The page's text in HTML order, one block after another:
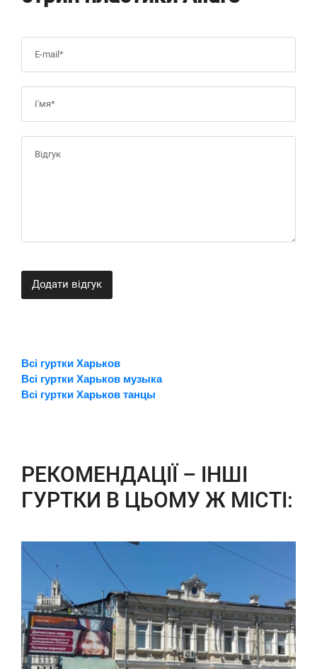
Додати відгук
Всі гуртки Харьков
Всі гуртки Харьков музыка
Всі гуртки Харьков танцы
РЕКОМЕНДАЦІЇ – ІНШІ
ГУРТКИ В ЦЬОМУ Ж МІСТІ: